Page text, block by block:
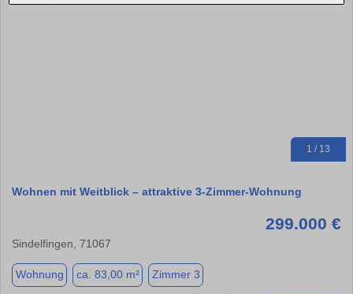
1 / 13
Wohnen mit Weitblick – attraktive 3-Zimmer-Wohnung
299.000 €
Sindelfingen, 71067
Wohnung ca. 83,00 m² Zimmer 3